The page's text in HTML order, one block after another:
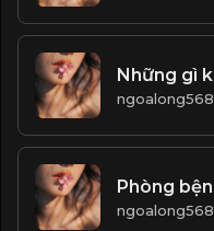
ngoalong568
ngoalong568